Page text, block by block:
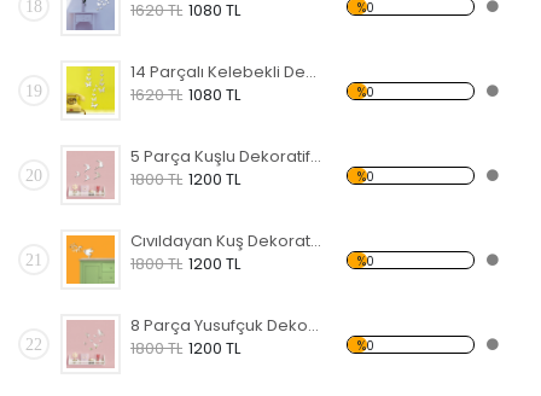
18 1620 TL 1080 TL %0
19
14 Parçalı Kelebekli Dekoratif Kırılmaz Ayna
1620 TL 1080 TL %0
20
5 Parça Kuşlu Dekoratif Kırılmaz Ayna
1800 TL 1200 TL %0
21
Cıvıldayan Kuş Dekoratif Kırılmaz Ayna
1800 TL 1200 TL %0
22
8 Parça Yusufçuk Dekoratif Kırılmaz Ayna
1800 TL 1200 TL %0